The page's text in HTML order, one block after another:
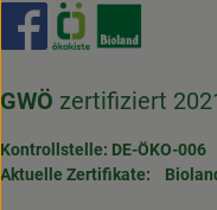
Externer Link zu
GWÖ zertifiziert
Kontrollstelle: DE-ÖKO-006
Aktuelle Zertifikate: